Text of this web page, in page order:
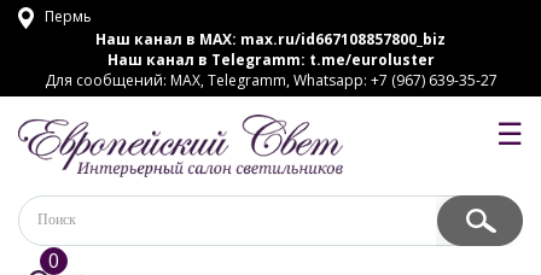
Пермь
Наш канал в MAX: max.ru/id667108857800_biz
Наш канал в Telegramm: t.me/euroluster
Для сообщений: MAX, Telegramm, Whatsapp: +7 (967) 639-35-27
☰
0